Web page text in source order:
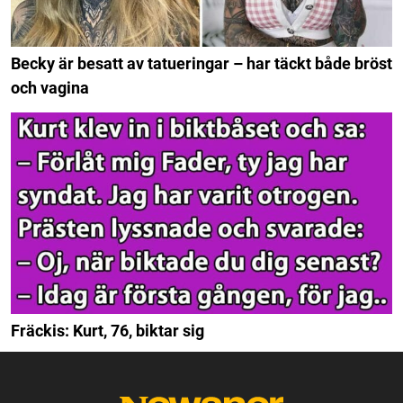
Becky är besatt av tatueringar – har täckt både bröst
och vagina
Fräckis: Kurt, 76, biktar sig